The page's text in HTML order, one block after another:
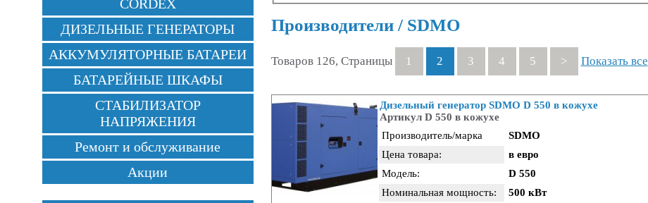
Производители / SDMO
Товаров 126, Страницы 1 2 3 4 5 > Показать все
Дизельный генератор SDMO D 550 в кожухе
Артикул D 550 в кожухе
Производитель/марка
SDMO
Цена товара:
в евро
Модель:
D 550
Номинальная мощность:
500 кВт
CORDEX
ДИЗЕЛЬНЫЕ ГЕНЕРАТОРЫ
АККУМУЛЯТОРНЫЕ БАТАРЕИ
БАТАРЕЙНЫЕ ШКАФЫ
СТАБИЛИЗАТОР
НАПРЯЖЕНИЯ
Ремонт и обслуживание
Акции